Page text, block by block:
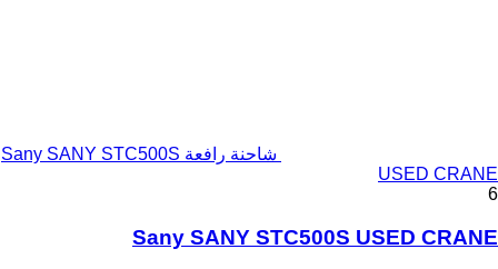
شاحنة رافعة Sany SANY STC500S
USED CRANE
6
Sany SANY STC500S USED CRANE